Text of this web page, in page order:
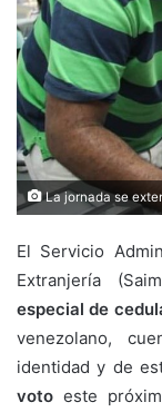
La jornada se
El Servicio
Extranjería
especial de
venezolano,
identidad y de
voto este